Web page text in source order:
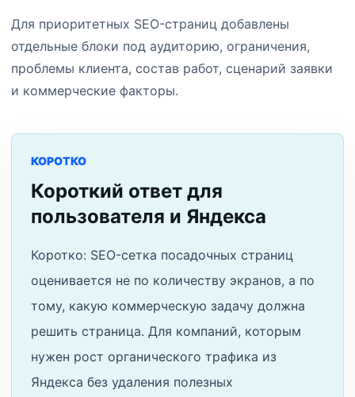
Для приоритетных SEO-страниц добавлены
отдельные блоки под аудиторию, ограничения,
проблемы клиента, состав работ, сценарий заявки
и коммерческие факторы.
КОРОТКО
Короткий ответ для
пользователя и Яндекса
Коротко: SEO-сетка посадочных страниц
оценивается не по количеству экранов, а по
тому, какую коммерческую задачу должна
решить страница. Для компаний, которым
нужен рост органического трафика из
Яндекса без удаления полезных